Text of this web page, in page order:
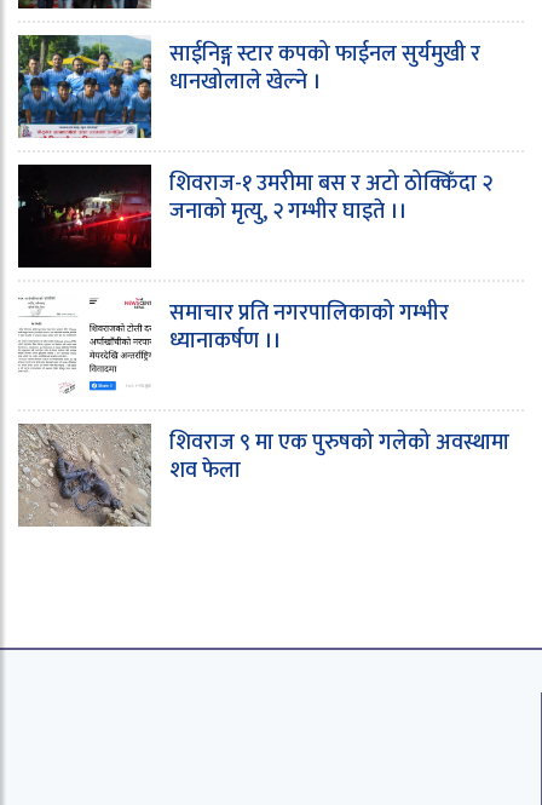
साईनिङ्ग स्टार कपको फाईनल सुर्यमुखी र
धानखोलाले खेल्ने ।
शिवराज-१ उमरीमा बस र अटो ठोक्किँदा २
जनाको मृत्यु, २ गम्भीर घाइते ।।
समाचार प्रति नगरपालिकाको गम्भीर
ध्यानाकर्षण ।।
शिवराज ९ मा एक पुरुषको गलेको अवस्थामा
शव फेला